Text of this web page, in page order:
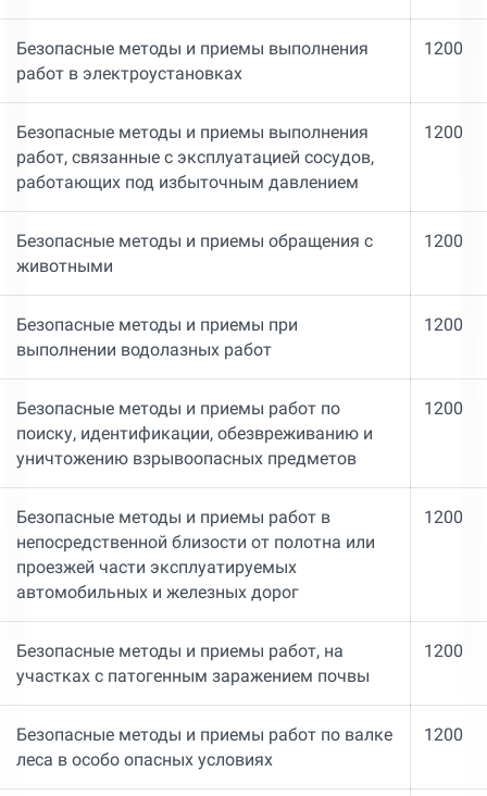
Безопасные методы и приемы выполнения
работ в электроустановках
1200
Безопасные методы и приемы выполнения
работ, связанные с эксплуатацией сосудов,
работающих под избыточным давлением
1200
Безопасные методы и приемы обращения с
животными
1200
Безопасные методы и приемы при
выполнении водолазных работ
1200
Безопасные методы и приемы работ по
поиску, идентификации, обезвреживанию и
уничтожению взрывоопасных предметов
1200
Безопасные методы и приемы работ в
непосредственной близости от полотна или
проезжей части эксплуатируемых
автомобильных и железных дорог
1200
Безопасные методы и приемы работ, на
участках с патогенным заражением почвы
1200
Безопасные методы и приемы работ по валке
леса в особо опасных условиях
1200